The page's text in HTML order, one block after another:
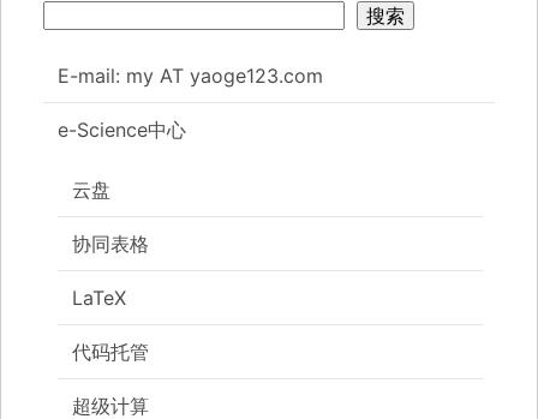
搜索
E-mail: my AT yaoge123.com
e-Science中心
云盘
协同表格
LaTeX
代码托管
超级计算